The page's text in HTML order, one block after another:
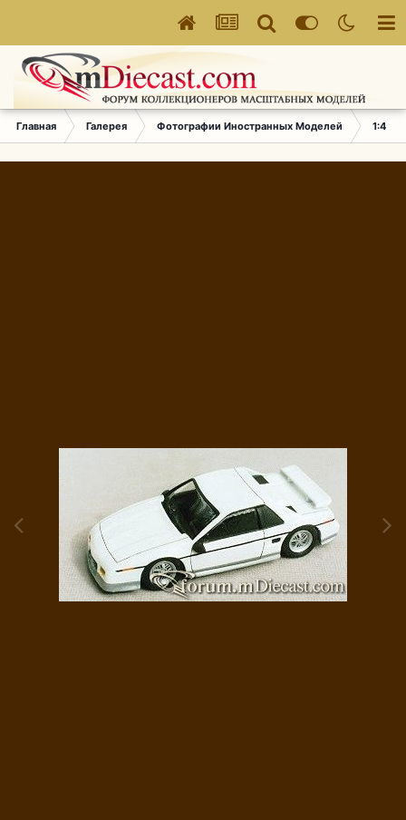
Главная Галерея Фотографии Иностранных Моделей 1:43